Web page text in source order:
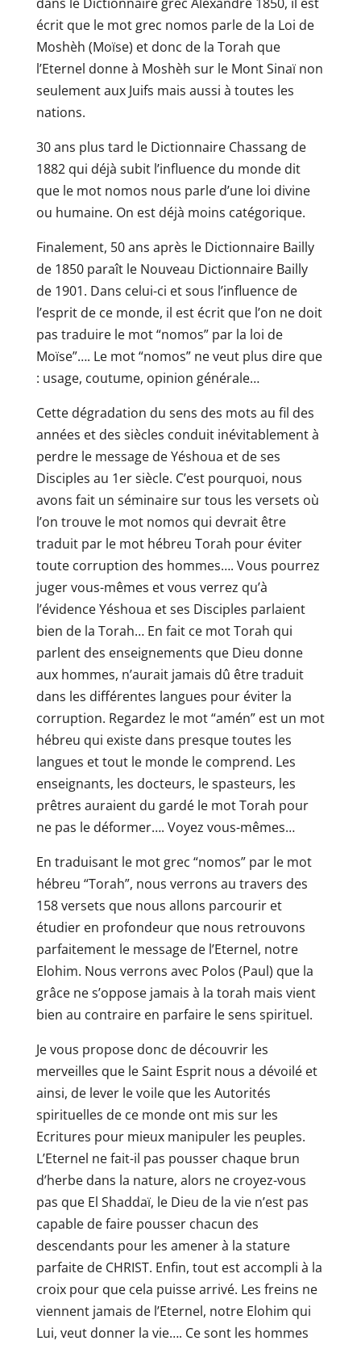
écrit que le mot grec nomos parle de la Loi de
Moshèh (Moïse) et donc de la Torah que
l’Eternel donne à Moshèh sur le Mont Sinaï non
seulement aux Juifs mais aussi à toutes les
nations.
30 ans plus tard le Dictionnaire Chassang de
1882 qui déjà subit l’influence du monde dit
que le mot nomos nous parle d’une loi divine
ou humaine. On est déjà moins catégorique.
Finalement, 50 ans après le Dictionnaire Bailly
de 1850 paraît le Nouveau Dictionnaire Bailly
de 1901. Dans celui-ci et sous l’influence de
l’esprit de ce monde, il est écrit que l’on ne doit
pas traduire le mot “nomos” par la loi de
Moïse”…. Le mot “nomos” ne veut plus dire que
: usage, coutume, opinion générale…
Cette dégradation du sens des mots au fil des
années et des siècles conduit inévitablement à
perdre le message de Yéshoua et de ses
Disciples au 1er siècle. C’est pourquoi, nous
avons fait un séminaire sur tous les versets où
l’on trouve le mot nomos qui devrait être
traduit par le mot hébreu Torah pour éviter
toute corruption des hommes…. Vous pourrez
juger vous-mêmes et vous verrez qu’à
l’évidence Yéshoua et ses Disciples parlaient
bien de la Torah… En fait ce mot Torah qui
parlent des enseignements que Dieu donne
aux hommes, n’aurait jamais dû être traduit
dans les différentes langues pour éviter la
corruption. Regardez le mot “amén” est un mot
hébreu qui existe dans presque toutes les
langues et tout le monde le comprend. Les
enseignants, les docteurs, le spasteurs, les
prêtres auraient du gardé le mot Torah pour
ne pas le déformer…. Voyez vous-mêmes…
En traduisant le mot grec “nomos” par le mot
hébreu “Torah”, nous verrons au travers des
158 versets que nous allons parcourir et
étudier en profondeur que nous retrouvons
parfaitement le message de l’Eternel, notre
Elohim. Nous verrons avec Polos (Paul) que la
grâce ne s’oppose jamais à la torah mais vient
bien au contraire en parfaire le sens spirituel.
Je vous propose donc de découvrir les
merveilles que le Saint Esprit nous a dévoilé et
ainsi, de lever le voile que les Autorités
spirituelles de ce monde ont mis sur les
Ecritures pour mieux manipuler les peuples.
L’Eternel ne fait-il pas pousser chaque brun
d’herbe dans la nature, alors ne croyez-vous
pas que El Shaddaï, le Dieu de la vie n’est pas
capable de faire pousser chacun des
descendants pour les amener à la stature
parfaite de CHRIST. Enfin, tout est accompli à la
croix pour que cela puisse arrivé. Les freins ne
viennent jamais de l’Eternel, notre Elohim qui
Lui, veut donner la vie…. Ce sont les hommes